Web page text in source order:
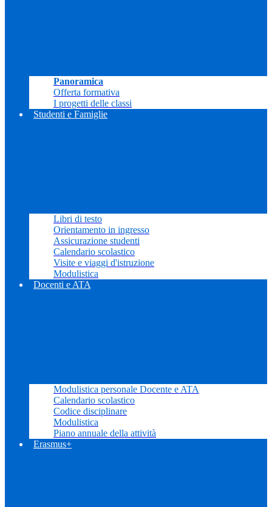
Panoramica
Offerta formativa
I progetti delle classi
Studenti e Famiglie
Libri di testo
Orientamento in ingresso
Assicurazione studenti
Calendario scolastico
Visite e viaggi d'istruzione
Modulistica
Docenti e ATA
Modulistica personale Docente e ATA
Calendario scolastico
Codice disciplinare
Modulistica
Piano annuale della attività
Erasmus+